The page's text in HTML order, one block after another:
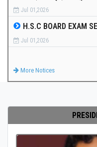
CO-CURRICULUM
RESULTS
Jul 01,2026
H.S.C BOARD EXAM
Jul 01,2026
More Notices